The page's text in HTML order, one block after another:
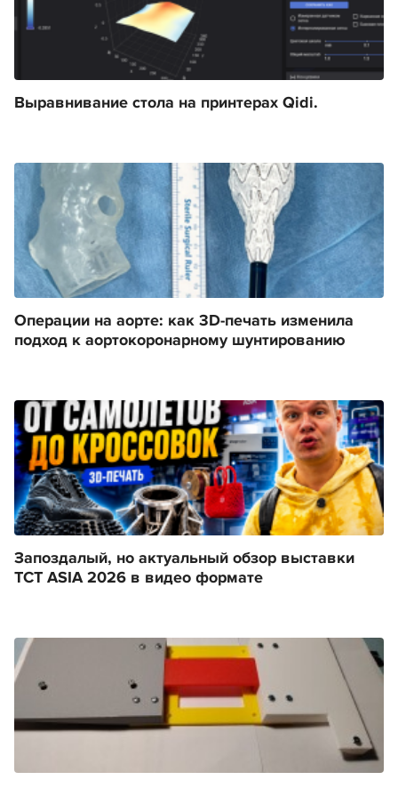
Выравнивание стола на принтерах Qidi.
Операции на аорте: как 3D-печать изменила
подход к аортокоронарному шунтированию
Запоздалый, но актуальный обзор выставки
TCT ASIA 2026 в видео формате